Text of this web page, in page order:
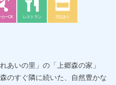
カーOK レストラン 売店あり
あいの里」の「上郷森の家」
のすぐ隣に続いた、自然豊かな